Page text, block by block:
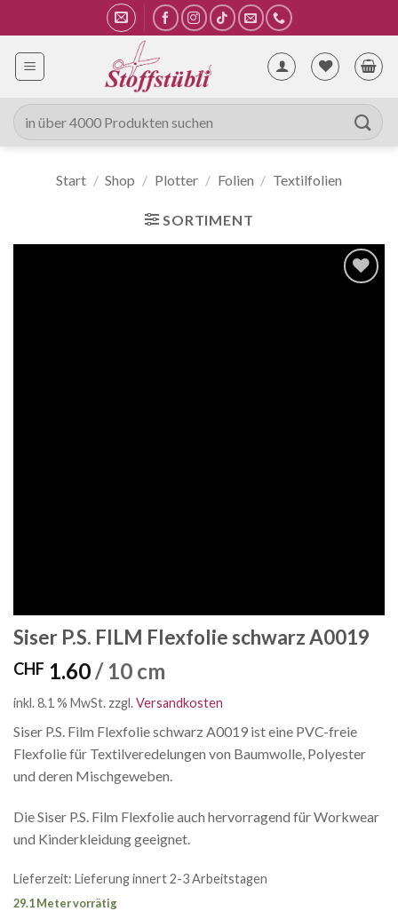
Inhalt
springen
Suche
nach:
Start / Shop / Plotter / Folien / Textilfolien
SORTIMENT
Siser P.S. FILM Flexfolie schwarz A0019
CHF 1.60/ 10 cm
inkl. 8.1 % MwSt. zzgl.Versandkosten
Siser P.S. Film Flexfolie schwarz A0019 ist eine PVC-freie
Flexfolie für Textilveredelungen von Baumwolle, Polyester
und deren Mischgeweben.
Die Siser P.S. Film Flexfolie auch hervorragend für Workwear
und Kinderkleidung geeignet.
Lieferzeit: Lieferung innert 2-3 Arbeitstagen
29.1 Meter vorrätig